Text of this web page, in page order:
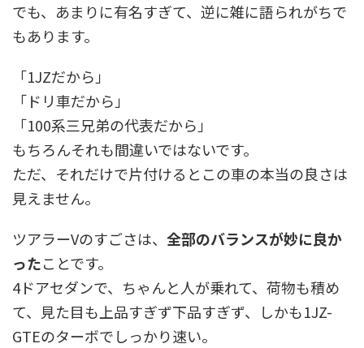
でも、あまりに有名すぎて、逆に雑に語られがちで
もあります。
「1JZだから」
「ドリ車だから」
「100系三兄弟の代表だから」
もちろんそれも間違いではないです。
ただ、それだけで片付けるとこの車の本当の良さは
見えません。
ツアラーVのすごさは、 全部のバランスが妙に良か
ったことです。
4ドアセダンで、ちゃんと人が乗れて、荷物も積め
て、見た目も上品すぎず下品すぎず、しかも1JZ-
GTEのターボでしっかり速い。